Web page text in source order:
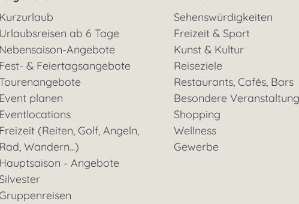
Kurzurlaub
Urlaubsreisen ab 6 Tage
Nebensaison-Angebote
Fest- & Feiertagsangebote
Event planen
Eventlocations
Freizeit (Reiten, Golf, Angeln,
Rad, Wandern...)
Hauptsaison - Angebote
Silvester
Gruppenreisen
Sehenswürdigkeiten
Freizeit & Sport
Kunst & Kultur
Reiseziele
Restaurants, Cafés, Bars
Besondere
Shopping
Wellness
Gewerbe